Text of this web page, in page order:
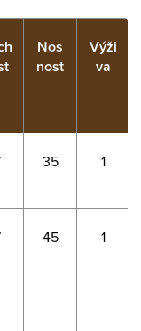
Nos
nost
Výži
va
35 1
45 1